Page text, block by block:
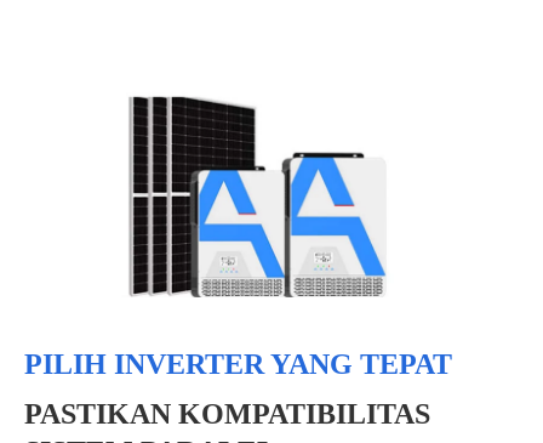
PILIH INVERTER YANG TEPAT
PASTIKAN KOMPATIBILITAS